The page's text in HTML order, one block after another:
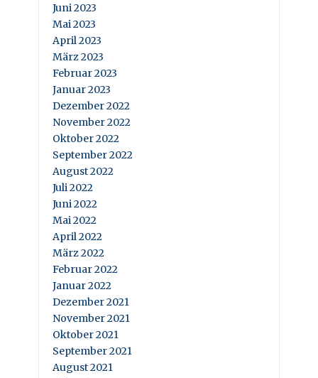
Juni 2023
Mai 2023
April 2023
März 2023
Februar 2023
Januar 2023
Dezember 2022
November 2022
Oktober 2022
September 2022
August 2022
Juli 2022
Juni 2022
Mai 2022
April 2022
März 2022
Februar 2022
Januar 2022
Dezember 2021
November 2021
Oktober 2021
September 2021
August 2021